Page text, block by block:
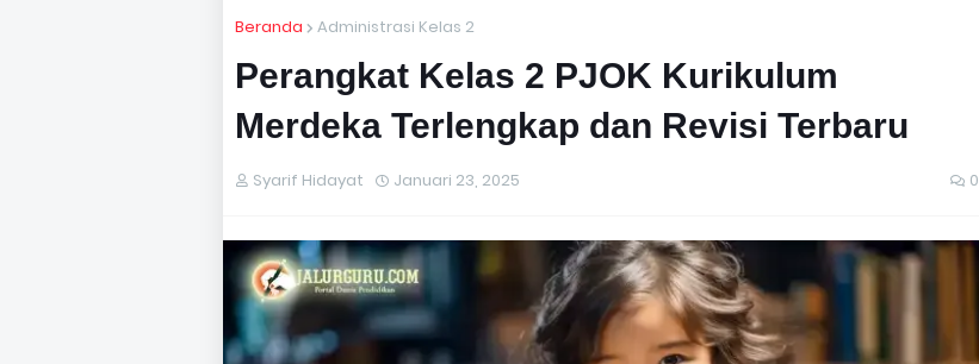
Beranda Administrasi Kelas 2
Perangkat Kelas 2 PJOK Kurikulum
Merdeka Terlengkap dan Revisi Terbaru
Syarif Hidayat Januari 23, 2025 0